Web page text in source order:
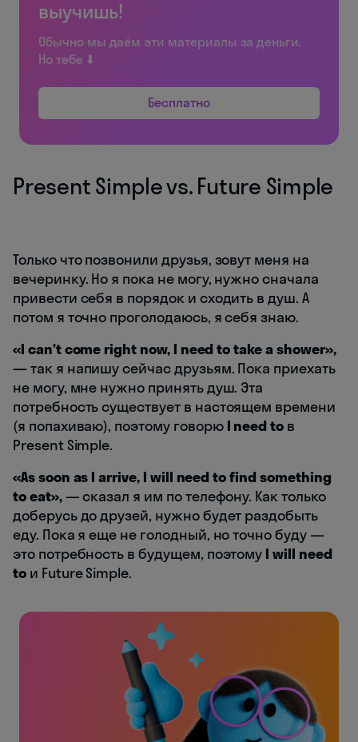
выучишь!
Обычно мы даём эти материалы за деньги.
Но тебе ⬇️
Бесплатно
Present Simple vs. Future Simple
Только что позвонили друзья, зовут меня на
вечеринку. Но я пока не могу, нужно сначала
привести себя в порядок и сходить в душ. А
потом я точно проголодаюсь, я себя знаю.
«I can’t come right now, I need to take a shower»,
—так я напишу сейчас друзьям. Пока приехать
не могу, мне нужно принять душ. Эта
потребность существует в настоящем времени
(я попахиваю), поэтому говорю I need to в
Present Simple.
«As soon as I arrive, I will need to find something
to eat», — сказал я им по телефону. Как только
доберусь до друзей, нужно будет раздобыть
еду. Пока я еще не голодный, но точно буду —
это потребность в будущем, поэтому I will need
toи Future Simple.